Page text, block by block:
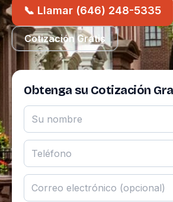
📞 Llamar (646) 248-5335
Cotización Gratis
Obtenga su Cotización